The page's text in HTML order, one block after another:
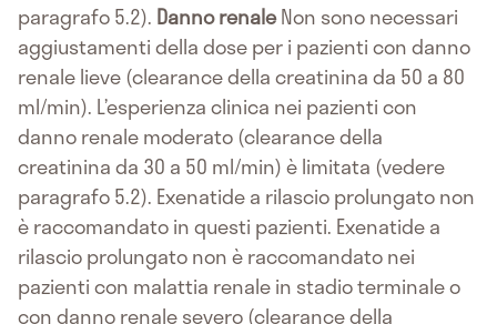
paragrafo 5.2). Danno renaleNon sono necessari
aggiustamenti della dose per i pazienti con danno
renale lieve (clearance della creatinina da 50 a 80
ml/min). L’esperienza clinica nei pazienti con
danno renale moderato (clearance della
creatinina da 30 a 50 ml/min) è limitata (vedere
paragrafo 5.2). Exenatide a rilascio prolungato non
è raccomandato in questi pazienti. Exenatide a
rilascio prolungato non è raccomandato nei
pazienti con malattia renale in stadio terminale o
con danno renale severo (clearance della